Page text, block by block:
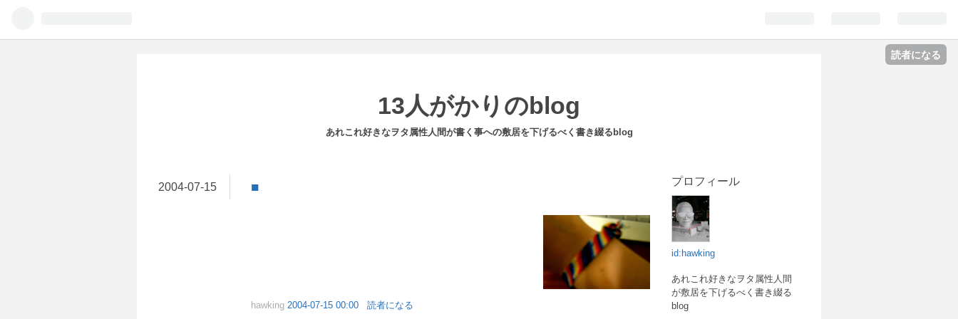
読者になる
13人がかりのblog
あれこれ好きなヲタ属性人間が書く事への敷居を下げるべく書き綴るblog
2004-07-15 ■
hawking 2004-07-15 00:00 読者になる
プロフィール
id:hawking
あれこれ好きなヲタ属性人間
が敷居を下げるべく書き綴る
blog